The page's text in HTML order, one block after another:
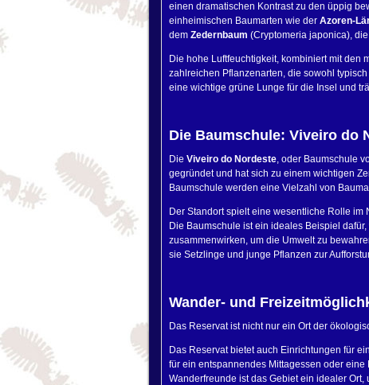
einen dramatischen Kontrast zu den üppig
einheimischen Baumarten wie der Azoren-
dem Zedernbaum (Cryptomeria japonica),
Die hohe Luftfeuchtigkeit, kombiniert mit den
zahlreichen Pflanzenarten, die sowohl
eine wichtige grüne Lunge für die Insel und
Die Baumschule: Viveiro do
Die Viveiro do Nordeste, oder Baumschule
gegründet und hat sich zu einem wichtigen
Baumschule werden eine Vielzahl von
Der Standort spielt eine wesentliche Rolle
Die Baumschule ist ein ideales Beispiel
zusammenwirken, um die Umwelt zu
sie Setzlinge und junge Pflanzen zur
Wander- und
Das Reservat ist nicht nur ein Ort der
Das Reservat bietet auch Einrichtungen für
für ein entspannendes Mittagessen oder
Wanderfreunde ist das Gebiet ein idealer